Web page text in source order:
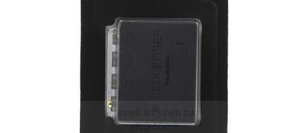
Doppelt antippen zum
vergrößern